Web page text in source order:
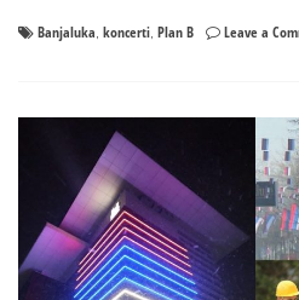
Banjaluka, koncerti, Plan B Leave a